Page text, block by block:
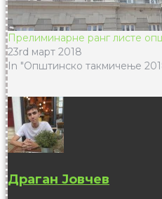
Прелиминарне ранг листе
23rd март 2018
In "Општинско такмичење
Драган Јовчев